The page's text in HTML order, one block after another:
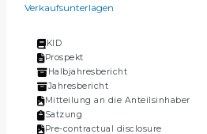
Verkaufsunterlagen
KID
Prospekt
Halbjahresbericht
Jahresbericht
Mitteilung an die Anteilsinhaber
Satzung
Pre-contractual disclosure